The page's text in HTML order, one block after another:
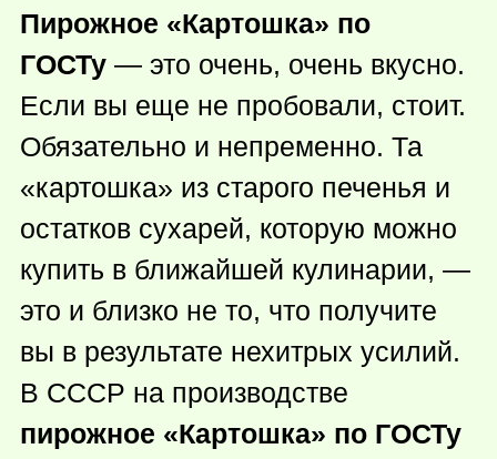
Пирожное «Картошка» по
ГОСТу — это очень, очень вкусно.
Если вы еще не пробовали, стоит.
Обязательно и непременно. Та
«картошка» из старого печенья и
остатков сухарей, которую можно
купить в ближайшей кулинарии, —
это и близко не то, что получите
вы в результате нехитрых усилий.
В СССР на производстве
пирожное «Картошка» по ГОСТу